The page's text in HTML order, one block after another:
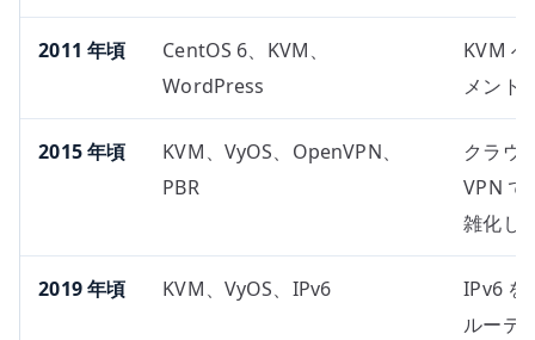
2011 年頃
CentOS 6、KVM、
WordPress
KVM
メント
2015 年頃
KVM、VyOS、OpenVPN、
PBR
クラウ
VPN で
雑化し
2019 年頃 KVM、VyOS、IPv6
IPv6 を
ルーテ